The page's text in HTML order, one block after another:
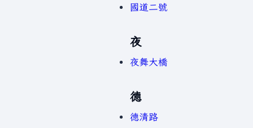
國道二號
夜
夜舞大橋
德
德清路